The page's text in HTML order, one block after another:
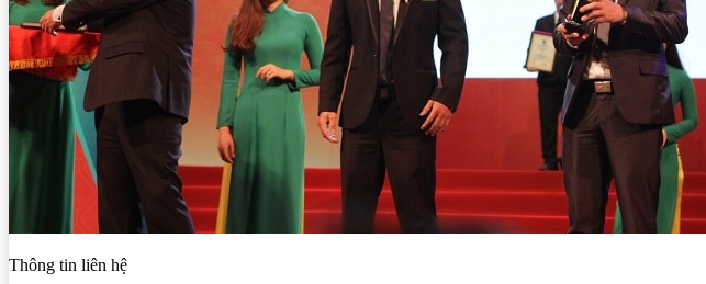
Thông tin liên hệ